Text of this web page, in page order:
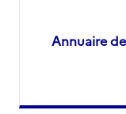
Annuaire